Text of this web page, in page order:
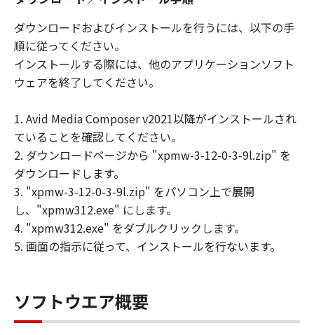
ダウンロードおよびインストールを行うには、以下の手
順に従ってください。
インストールする際には、他のアプリケーションソフト
ウェアを終了してください。
1. Avid Media Composer v2021以降がインストールされ
ていることを確認してください。
2. ダウンロードページから "xpmw-3-12-0-3-9l.zip" を
ダウンロードします。
3. "xpmw-3-12-0-3-9l.zip" をパソコン上で展開
し、"xpmw312.exe" にします。
4. "xpmw312.exe" をダブルクリックします。
5. 画面の指示に従って、インストールを行ないます。
ソフトウエア概要